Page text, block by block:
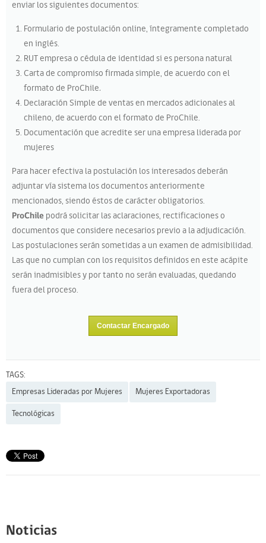
enviar los siguientes documentos:
Formulario de postulación online, íntegramente completado
en inglés.
RUT empresa o cédula de identidad si es persona natural
Carta de compromiso firmada simple, de acuerdo con el
formato de ProChile.
Declaración Simple de ventas en mercados adicionales al
chileno, de acuerdo con el formato de ProChile.
Documentación que acredite ser una empresa liderada por
mujeres
Para hacer efectiva la postulación los interesados deberán
adjuntar vía sistema los documentos anteriormente
mencionados, siendo éstos de carácter obligatorios.
ProChile podrá solicitar las aclaraciones, rectificaciones o
documentos que considere necesarios previo a la adjudicación.
Las postulaciones serán sometidas a un examen de admisibilidad.
Las que no cumplan con los requisitos definidos en este acápite
serán inadmisibles y por tanto no serán evaluadas, quedando
fuera del proceso.
Contactar Encargado
TAGS:
Empresas Lideradas por Mujeres
Mujeres Exportadoras
Tecnológicas
Noticias